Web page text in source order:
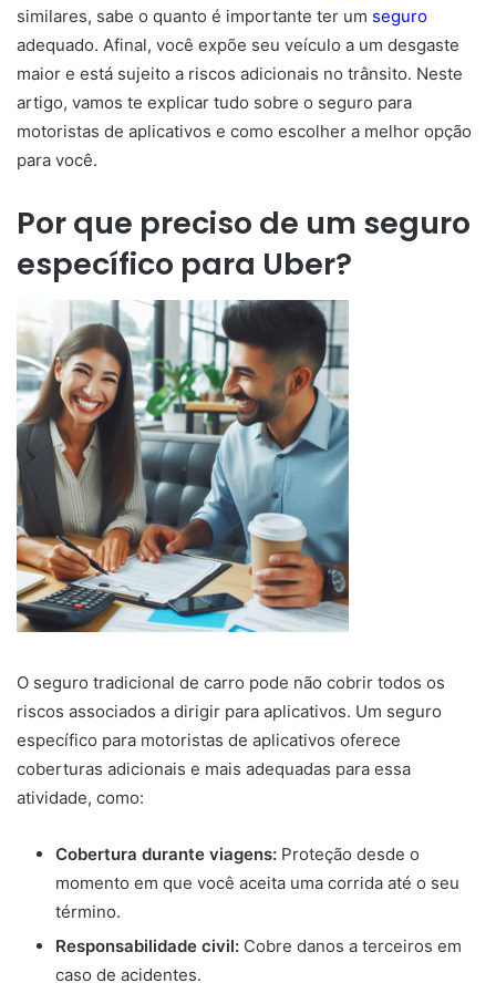
similares, sabe o quanto é importante ter um seguro
adequado. Afinal, você expõe seu veículo a um desgaste
maior e está sujeito a riscos adicionais no trânsito. Neste
artigo, vamos te explicar tudo sobre o seguro para
motoristas de aplicativos e como escolher a melhor opção
para você.
Por que preciso de um seguro
específico para Uber?
O seguro tradicional de carro pode não cobrir todos os
riscos associados a dirigir para aplicativos. Um seguro
específico para motoristas de aplicativos oferece
coberturas adicionais e mais adequadas para essa
atividade, como:
Cobertura durante viagens: Proteção desde o
momento em que você aceita uma corrida até o seu
término.
Responsabilidade civil: Cobre danos a terceiros em
caso de acidentes.